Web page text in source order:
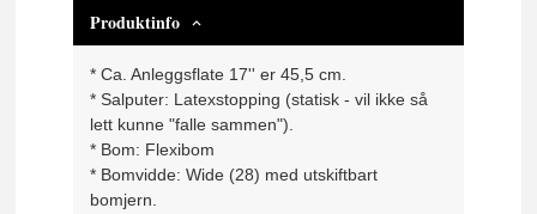
Produktinfo
* Ca. Anleggsflate 17'' er 45,5 cm.
* Salputer: Latexstopping (statisk - vil ikke så
lett kunne "falle sammen").
* Bom: Flexibom
* Bomvidde: Wide (28) med utskiftbart
bomjern.